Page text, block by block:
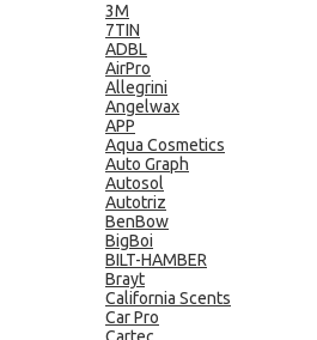
3M
7TIN
ADBL
AirPro
Allegrini
Angelwax
APP
Aqua Cosmetics
Auto Graph
Autosol
Autotriz
BenBow
BigBoi
BILT-HAMBER
Brayt
California Scents
Car Pro